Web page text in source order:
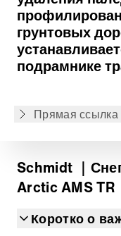
грунтовых
подрамнике
Прямая ссылка
Монтаж на
Система
Системы защиты
Back to overview
Schmidt ｜
Arctic AMS TR
Коротко о